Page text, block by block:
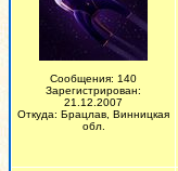
Сообщения: 140
Зарегистрирован:
21.12.2007
Откуда: Брацлав, Винницкая
обл.